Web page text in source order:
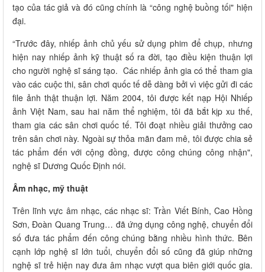
tạo của tác giả và đó cũng chính là “công nghệ buồng tối" hiện
đại.
“Trước đây, nhiếp ảnh chủ yếu sử dụng phim để chụp, nhưng
hiện nay nhiếp ảnh kỹ thuật số ra đời, tạo điều kiện thuận lợi
cho người nghệ sĩ sáng tạo. Các nhiếp ảnh gia có thể tham gia
vào các cuộc thi, sân chơi quốc tế dễ dàng bởi vì việc gửi đi các
file ảnh thật thuận lợi. Năm 2004, tôi được kết nạp Hội Nhiếp
ảnh Việt Nam, sau hai năm thể nghiệm, tôi đã bắt kịp xu thế,
tham gia các sân chơi quốc tế. Tôi đoạt nhiều giải thưởng cao
trên sân chơi này. Ngoài sự thỏa mãn đam mê, tôi được chia sẻ
tác phẩm đến với cộng đồng, được công chúng công nhận",
nghệ sĩ Dương Quốc Định nói.
Âm nhạc, mỹ thuật
Trên lĩnh vực âm nhạc, các nhạc sĩ: Trần Viết Bính, Cao Hồng
Sơn, Đoàn Quang Trung… đã ứng dụng công nghệ, chuyển đổi
số đưa tác phẩm đến công chúng bằng nhiều hình thức. Bên
cạnh lớp nghệ sĩ lớn tuổi, chuyển đổi số cũng đã giúp những
nghệ sĩ trẻ hiện nay đưa âm nhạc vượt qua biên giới quốc gia.